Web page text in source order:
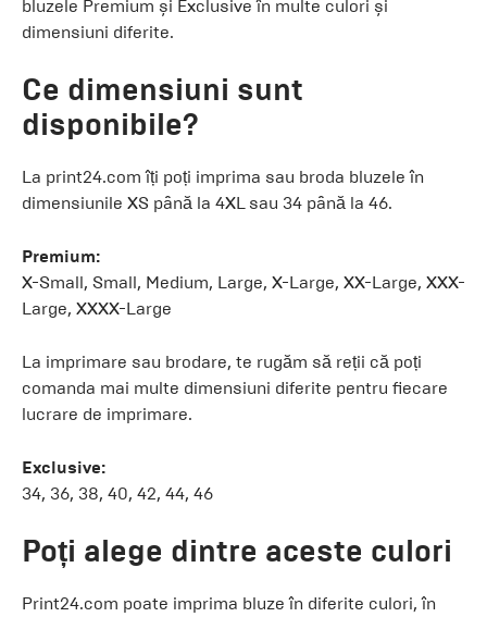
bluzele Premium și Exclusive în multe culori și
dimensiuni diferite.
Ce dimensiuni sunt
disponibile?
La print24.com îți poți imprima sau broda bluzele în
dimensiunile XS până la 4XL sau 34 până la 46.
Premium:
X-Small, Small, Medium, Large, X-Large, XX-Large, XXX-
Large, XXXX-Large
La imprimare sau brodare, te rugăm să reții că poți
comanda mai multe dimensiuni diferite pentru fiecare
lucrare de imprimare.
Exclusive:
34, 36, 38, 40, 42, 44, 46
Poți alege dintre aceste culori
Print24.com poate imprima bluze în diferite culori, în